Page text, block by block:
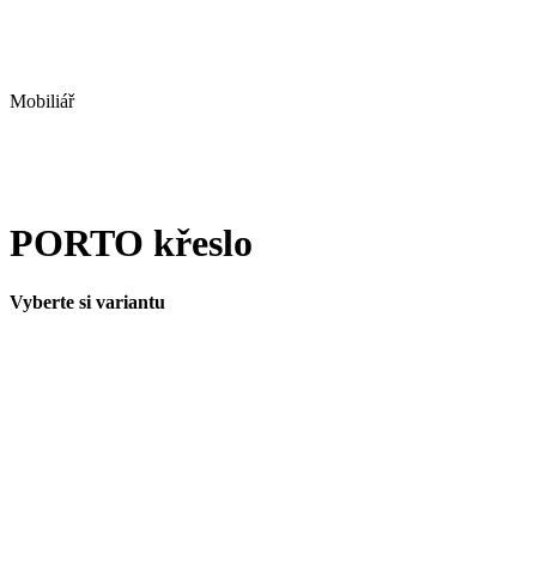
Mobiliář
PORTO křeslo
Vyberte si variantu